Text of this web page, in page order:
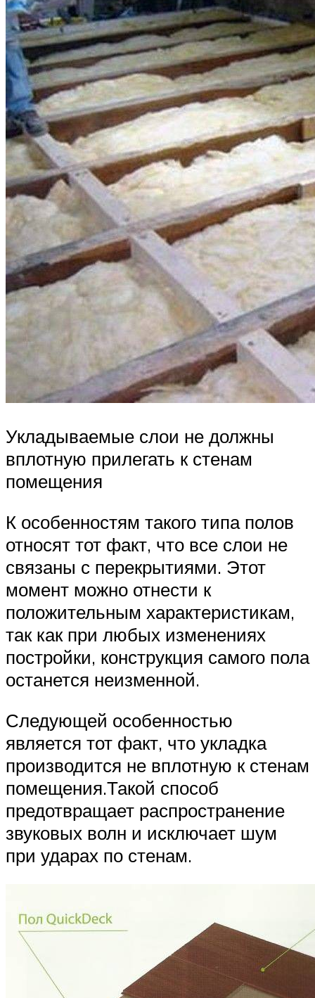
Укладываемые слои не должны
вплотную прилегать к стенам
помещения
К особенностям такого типа полов
относят тот факт, что все слои не
связаны с перекрытиями. Этот
момент можно отнести к
положительным характеристикам,
так как при любых изменениях
постройки, конструкция самого пола
останется неизменной.
Следующей особенностью
является тот факт, что укладка
производится не вплотную к стенам
помещения.Такой способ
предотвращает распространение
звуковых волн и исключает шум
при ударах по стенам.